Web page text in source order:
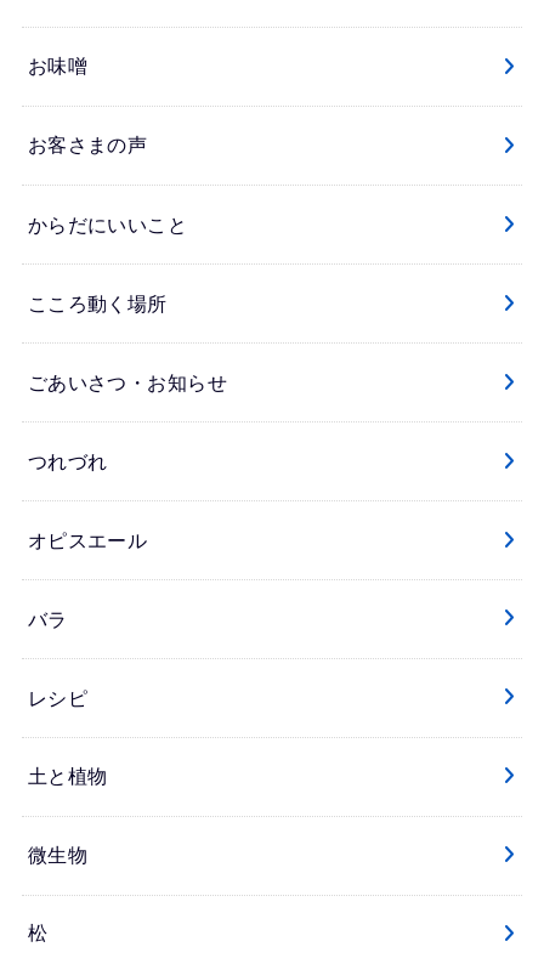
お味噌
お客さまの声
からだにいいこと
こころ動く場所
ごあいさつ・お知らせ
つれづれ
オピスエール
バラ
レシピ
土と植物
微生物
松